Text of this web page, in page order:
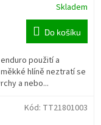
Skladem
Do košíku
použití a
hlíně neztratí se
a nebo...
Kód: TT21801003